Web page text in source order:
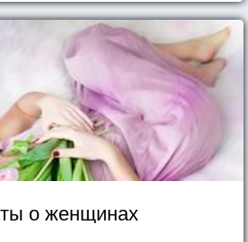
о женщинах